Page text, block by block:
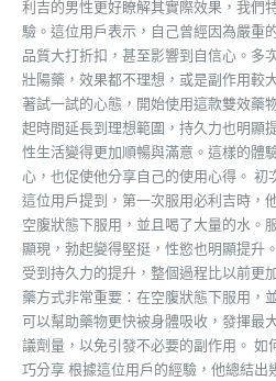
利吉的男性更好瞭解其實際效果，我們
驗。這位用戶表示，自己曾經因為嚴重
品質大打折扣，甚至影響到自信心。多
壯陽藥，效果都不理想，或是副作用較
著試一試的心態，開始使用這款雙效藥
起時間延長到理想範圍，持久力也明顯
性生活變得更加順暢與滿意。這樣的體
心，也促使他分享自己的使用心得。
這位用戶提到，第一次服用必利吉時，
空腹狀態下服用，並且喝了大量的水。
顯現，勃起變得堅挺，性慾也明顯提升
受到持久力的提升，整個過程比以前更
藥方式非常重要：在空腹狀態下服用，
可以幫助藥物更快被身體吸收，發揮最
議劑量，以免引發不必要的副作用。 如
巧分享 根據這位用戶的經驗，他總結出